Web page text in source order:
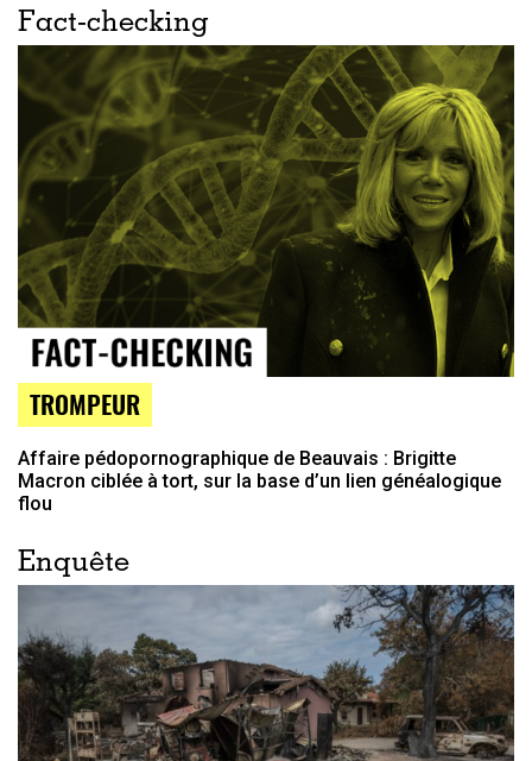
Fact-checking
TROMPEUR
Affaire pédopornographique de Beauvais : Brigitte
Macron ciblée à tort, sur la base d’un lien généalogique
flou
Enquête